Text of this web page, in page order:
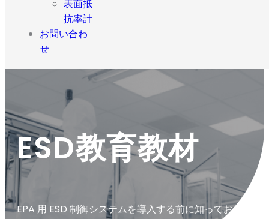
表面抵
抗率計
お問い合わ
せ
ESD教育教材
EPA 用 ESD 制御システムを導入する前に知っておきた